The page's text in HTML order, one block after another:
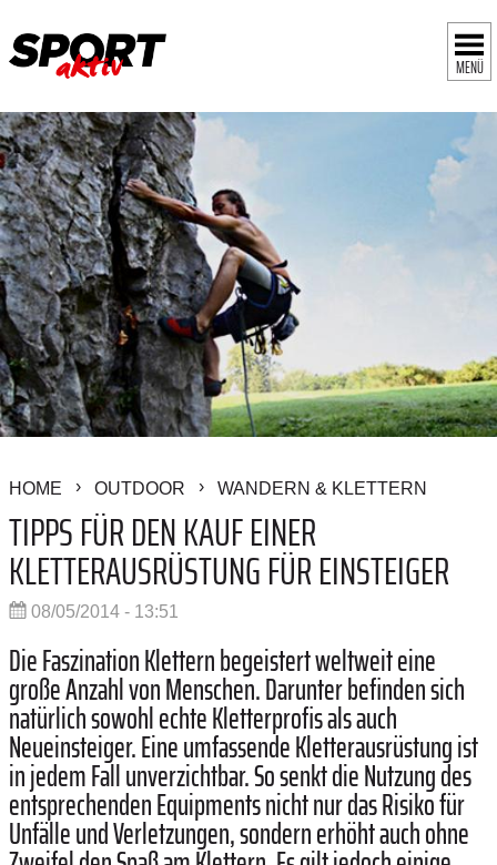
MENÜ
HOME OUTDOOR WANDERN & KLETTERN
TIPPS FÜR DEN KAUF EINER
KLETTERAUSRÜSTUNG FÜR EINSTEIGER
08/05/2014 - 13:51
Die Faszination Klettern begeistert weltweit eine
große Anzahl von Menschen. Darunter befinden sich
natürlich sowohl echte Kletterprofis als auch
Neueinsteiger. Eine umfassende Kletterausrüstung ist
in jedem Fall unverzichtbar. So senkt die Nutzung des
entsprechenden Equipments nicht nur das Risiko für
Unfälle und Verletzungen, sondern erhöht auch ohne